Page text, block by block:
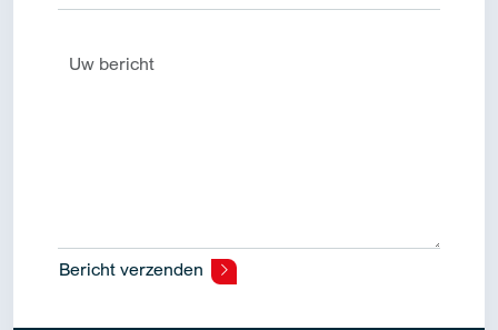
Bericht verzenden